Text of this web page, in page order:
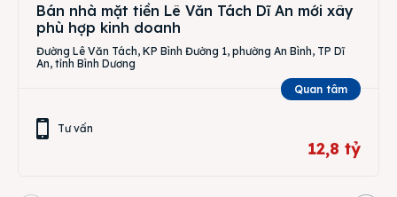
Bán nhà mặt tiền Lê Văn Tách Dĩ An mới xây
phù hợp kinh doanh
Đường Lê Văn Tách, KP Bình Đường 1, phường An Bình, TP Dĩ
An, tỉnh Bình Dương
Quan tâm
Tư vấn
12,8 tỷ